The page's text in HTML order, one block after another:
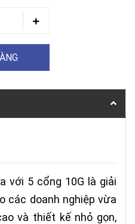
với 5 cổng 10G là giải
các doanh nghiệp vừa
và thiết kế nhỏ gọn,